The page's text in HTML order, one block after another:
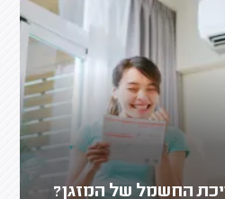
החשמל של המזגן?